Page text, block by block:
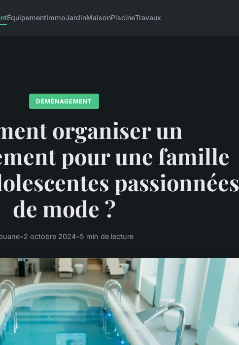
ÉquipementImmoJardinMaisonPiscineTravaux
DÉMÉNAGEMENT
organiser un
pour une famille
passionnées
de mode ?
•2 octobre 2024•5 min de lecture